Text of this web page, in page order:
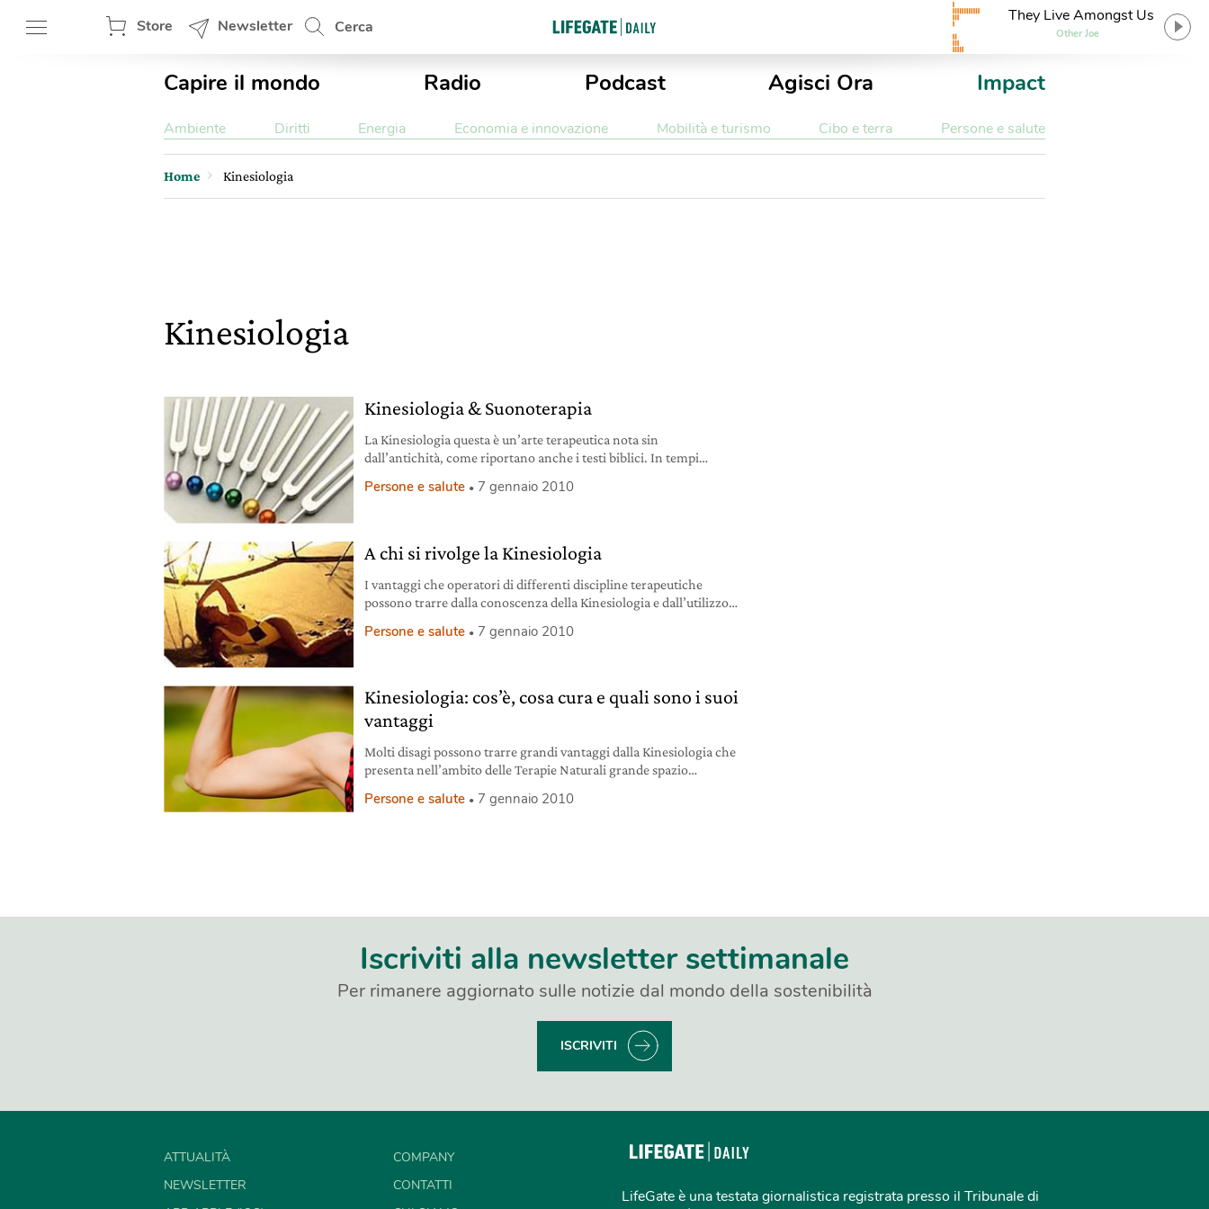
Store Newsletter Cerca
They Live Amongst Us
Other Joe
Capire il mondo Radio Podcast Agisci Ora Impact
Ambiente Diritti Energia Economia e innovazione Mobilità e turismo Cibo e terra Persone e salute
Home Kinesiologia
Kinesiologia
Kinesiologia & Suonoterapia
La Kinesiologia questa è un’arte terapeutica nota sin
dall’antichità, come riportano anche i testi biblici. In tempi
Persone e salute 7 gennaio 2010
A chi si rivolge la Kinesiologia
I vantaggi che operatori di differenti discipline terapeutiche
possono trarre dalla conoscenza della Kinesiologia e dall’utilizzo
Persone e salute 7 gennaio 2010
Kinesiologia: cos’è, cosa cura e quali sono i suoi
vantaggi
Molti disagi possono trarre grandi vantaggi dalla Kinesiologia che
presenta nell’ambito delle Terapie Naturali grande spazio
Persone e salute 7 gennaio 2010
Iscriviti alla newsletter settimanale
Per rimanere aggiornato sulle notizie dal mondo della sostenibilità
ISCRIVITI
ATTUALITÀ
NEWSLETTER
COMPANY
CONTATTI
LifeGate è una testata giornalistica registrata presso il Tribunale di